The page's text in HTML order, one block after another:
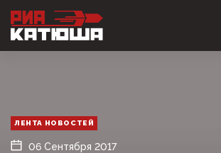
ЛЕНТА НОВОСТЕЙ
06 Сентября 2017